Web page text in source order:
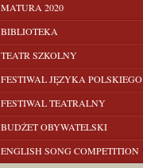
MATURA 2020
BIBLIOTEKA
TEATR SZKOLNY
FESTIWAL JĘZYKA POLSKIEGO
FESTIWAL TEATRALNY
BUDŻET OBYWATELSKI
ENGLISH SONG COMPETITION